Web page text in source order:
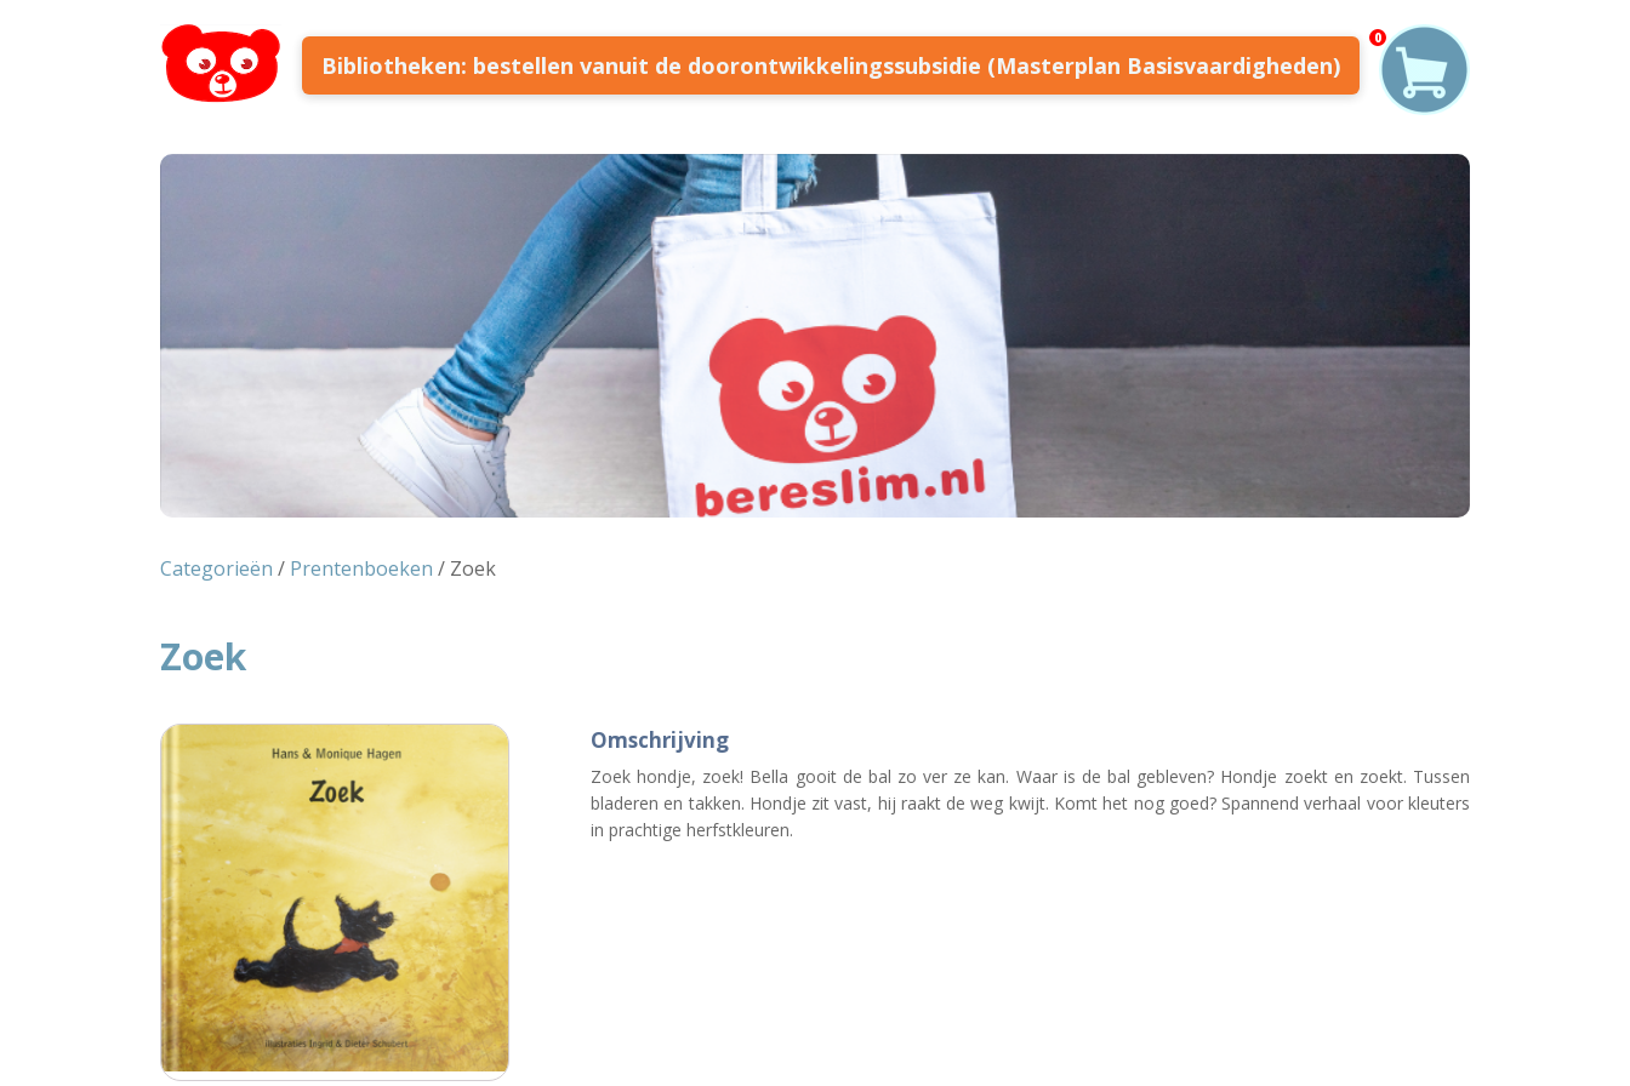
Bibliotheken: bestellen vanuit de doorontwikkelingssubsidie (Masterplan Basisvaardigheden)
0
Categorieën / Prentenboeken / Zoek
Zoek
Omschrijving
Zoek hondje, zoek! Bella gooit de bal zo ver ze kan. Waar is de bal gebleven? Hondje zoekt en zoekt. Tussen
bladeren en takken. Hondje zit vast, hij raakt de weg kwijt. Komt het nog goed? Spannend verhaal voor kleuters
in prachtige herfstkleuren.